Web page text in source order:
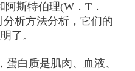
阿斯特伯理(W．T．
析方法分析，它们的
了。
白质是肌肉、血液、